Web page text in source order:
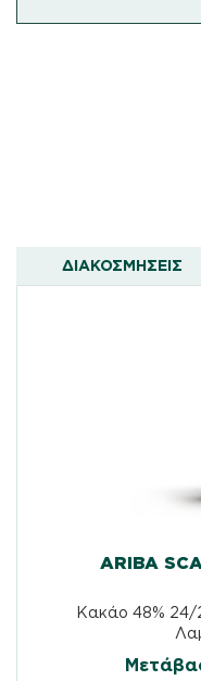
ΔΙΑΚΟΣΜΗΣΕΙΣ
ARIBA
Κακάο 48% 24/